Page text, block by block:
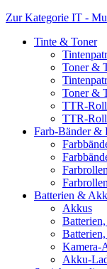
Zur Kategorie IT -
Tinte & Toner
Toner &
Toner &
TTR-
TTR-
Farb-Bänder &
Batterien &
Akkus
Kamera-
Akku-